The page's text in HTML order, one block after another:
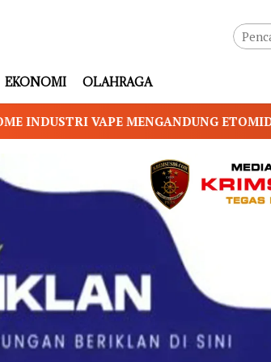
EKONOMI OLAHRAGA
ETOMIDATE, BAHAN BAKU DIDUGA